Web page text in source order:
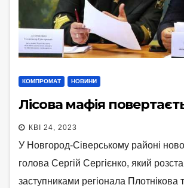
КОМПРОМАТ НОВИНИ
Лісова мафія
КВІ 24, 2023
У Новгород-Сіверському районі
голова Сергій Сергієнко, який
заступниками регіонала Плотнікова